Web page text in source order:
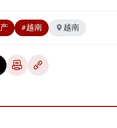
#越南 越南